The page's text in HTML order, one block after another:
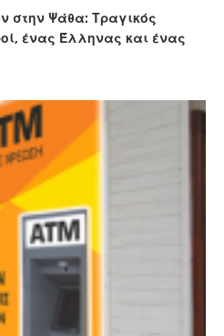
στην Ψάθα: Τραγικός
ένας Έλληνας και ένας